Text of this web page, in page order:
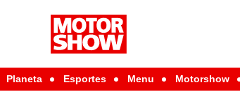
Planeta Esportes Menu Motorshow